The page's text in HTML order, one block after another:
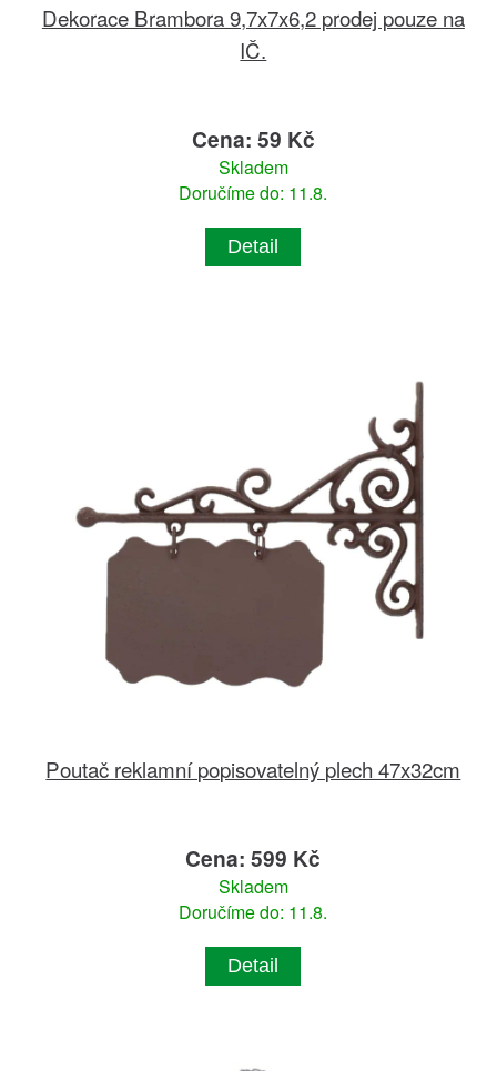
Dekorace Brambora 9,7x7x6,2 prodej pouze na
IČ.
Cena: 59 Kč
Skladem
Doručíme do: 11.8.
Detail
Poutač reklamní popisovatelný plech 47x32cm
Cena: 599 Kč
Skladem
Doručíme do: 11.8.
Detail